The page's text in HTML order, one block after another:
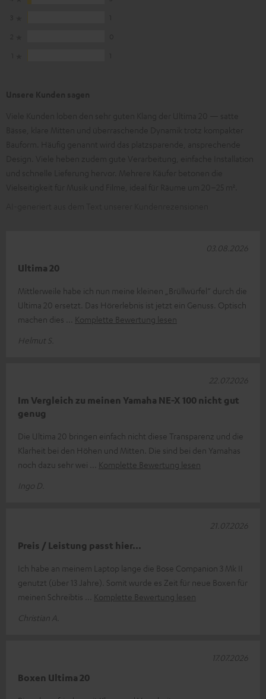
Ultima 20
Mittlerweile habe ich nun meine kleinen „Brüllwürfel“ durch die
Ultima 20 ersetzt. Das Hörerlebnis ist jetzt ein Genuss. Optisch
machen dies
Komplette Bewertung lesen
Helmut S.
03.08.2026
Im Vergleich zu meinen Yamaha NE-X 100 nicht gut
genug
Die Ultima 20 bringen einfach nicht diese Transparenz und die
Klarheit bei den Höhen und Mitten. Die sind bei den Yamahas
noch dazu sehr wei
Komplette Bewertung lesen
Ingo D.
22.07.2026
Preis / Leistung passt hier...
Ich habe an meinem Laptop lange die Bose Companion 3 Mk II
genutzt (über 13 Jahre). Somit wurde es Zeit für neue Boxen für
meinen Schreibtis
Komplette Bewertung lesen
Christian A.
21.07.2026
Boxen Ultima 20
17.07.2026